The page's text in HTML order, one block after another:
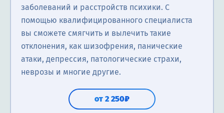
заболеваний и расстройств психики. С
помощью квалифицированного специалиста
вы сможете смягчить и вылечить такие
отклонения, как шизофрения, панические
атаки, депрессия, патологические страхи,
неврозы и многие другие.
от 2 250₽